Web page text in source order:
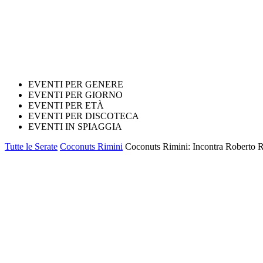
EVENTI PER GENERE
EVENTI PER GIORNO
EVENTI PER ETÀ
EVENTI PER DISCOTECA
EVENTI IN SPIAGGIA
Tutte le Serate Coconuts Rimini Coconuts Rimini: Incontra Roberto